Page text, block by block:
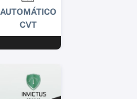
AUTOMÁTICO
CVT